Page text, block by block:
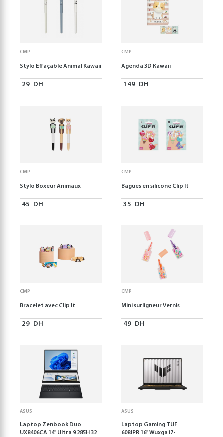
CMP
Stylo Effaçable Animal Kawaii
29 DH
CMP
Agenda 3D Kawaii
149 DH
CMP
Stylo Boxeur Animaux
45 DH
CMP
Bagues en silicone Clip It
35 DH
CMP
Bracelet avec Clip It
29 DH
CMP
Mini surligneur Vernis
49 DH
ASUS
Laptop Zenbook Duo
UX8406CA 14'' Ultra 9 285H 32
ASUS
Laptop Gaming TUF
608JPR 16'' Wuxga i7-